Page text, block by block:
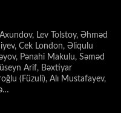
Lev Tolstoy, Əhməd
Cek London, Əliqulu
Pənahi Makulu, Səməd
Arif, Bəxtiyar
(Füzuli), Alı Mustafayev,